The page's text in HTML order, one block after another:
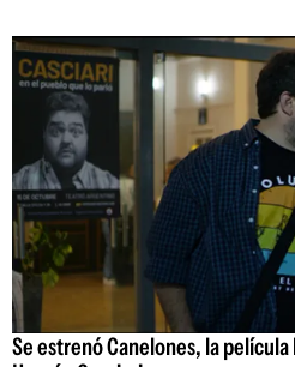
Se estrenó Canelones, la